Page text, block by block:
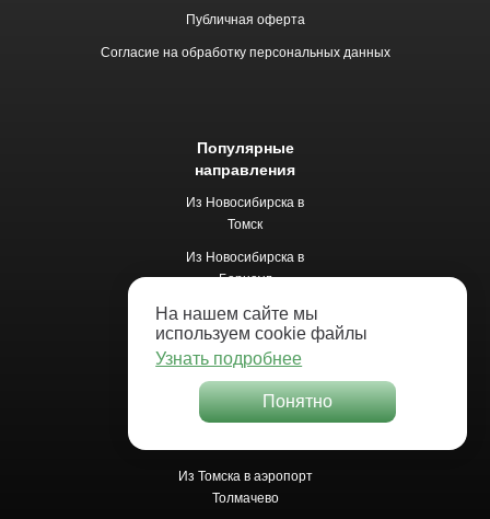
Популярные
направления
Из Новосибирска в
Томск
Из Новосибирска в
Барнаул
Из Новосибирска в
Белокуриху
Из Новосибирска в
Из Новосибирска в
Из Томска в аэропорт
Толмачево
Публичная оферта
Согласие на обработку персональных данных
На нашем сайте мы
используем cookie файлы
Узнать подробнее
Понятно